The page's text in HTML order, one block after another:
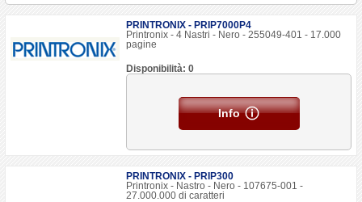
PRINTRONIX - PRIP7000P4
Printronix - 4 Nastri - Nero - 255049-401 - 17.000
pagine
Disponibilità: 0
Info
PRINTRONIX - PRIP300
Printronix - Nastro - Nero - 107675-001 -
27.000.000 di caratteri